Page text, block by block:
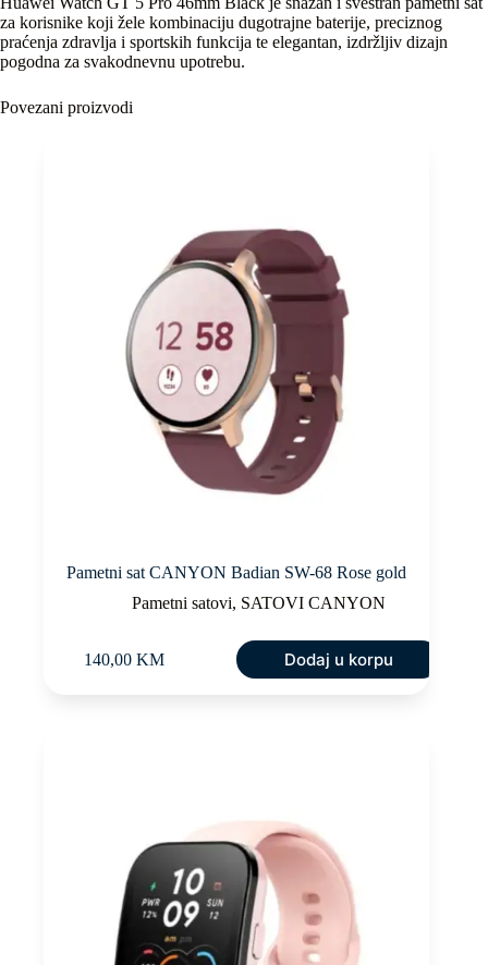
za korisnike koji žele kombinaciju dugotrajne baterije, preciznog
praćenja zdravlja i sportskih funkcija te elegantan, izdržljiv dizajn
pogodna za svakodnevnu upotrebu.
Povezani proizvodi
Pametni sat CANYON Badian SW-68 Rose gold
Pametni satovi, SATOVI CANYON
140,00 KM Dodaj u korpu